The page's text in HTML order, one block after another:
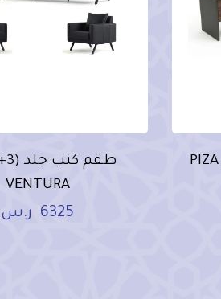
VENTURA
6325 ر.س